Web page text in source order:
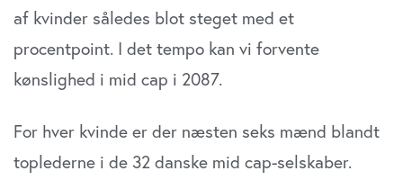
af kvinder således blot steget med et
procentpoint. I det tempo kan vi forvente
kønslighed i mid cap i 2087.
For hver kvinde er der næsten seks mænd blandt
toplederne i de 32 danske mid cap-selskaber.